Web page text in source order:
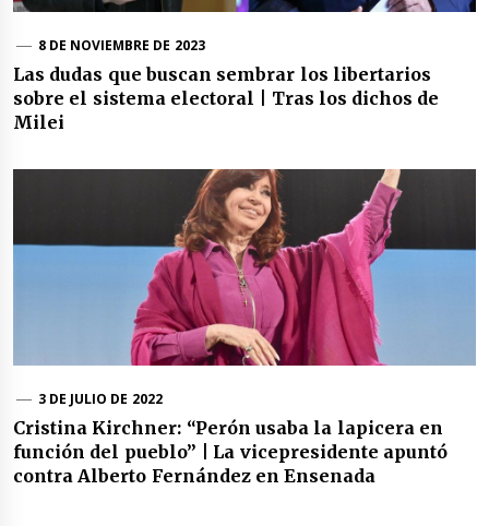
8 DE NOVIEMBRE DE 2023
Las dudas que buscan sembrar los libertarios
sobre el sistema electoral | Tras los dichos de
Milei
3 DE JULIO DE 2022
Cristina Kirchner: “Perón usaba la lapicera en
función del pueblo” | La vicepresidente apuntó
contra Alberto Fernández en Ensenada